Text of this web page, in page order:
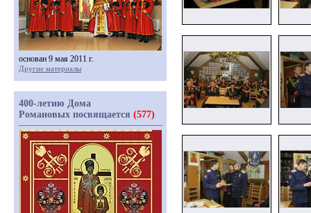
основан 9 мая 2011 г.
Другие материалы
400-летию Дома
Романовых посвящается (577)